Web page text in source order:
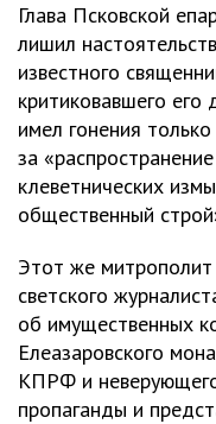
Глава Псковской
лишил
известного
критиковавшего его
имел гонения
за
клеветнических
общественный
Этот же митрополит
светского
об имущественных
Елеазаровского
КПРФ и
пропаганды и